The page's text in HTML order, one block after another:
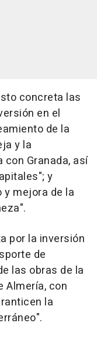
concreta las
en el
de la
y la
Granada, así
y
mejora de la
por la inversión
de
las obras de la
Almería, con
la